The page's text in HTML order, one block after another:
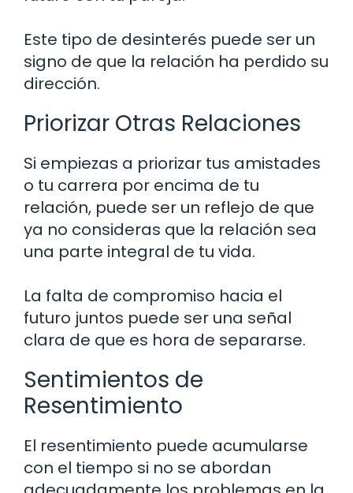
Este tipo de desinterés puede ser un
signo de que la relación ha perdido su
dirección.
Priorizar Otras Relaciones
Si empiezas a priorizar tus amistades
o tu carrera por encima de tu
relación, puede ser un reflejo de que
ya no consideras que la relación sea
una parte integral de tu vida.
La falta de compromiso hacia el
futuro juntos puede ser una señal
clara de que es hora de separarse.
Sentimientos de
Resentimiento
El resentimiento puede acumularse
con el tiempo si no se abordan